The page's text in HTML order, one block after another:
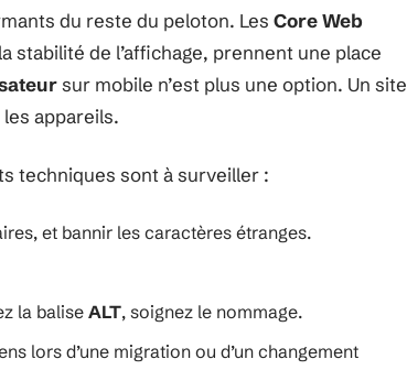
du reste du peloton. Les Core Web
stabilité de l’affichage, prennent une place
sur mobile n’est plus une option. Un site
appareils.
techniques sont à surveiller :
et bannir les caractères étranges.
la baliseALT, soignez le nommage.
lors d’une migration ou d’un changement